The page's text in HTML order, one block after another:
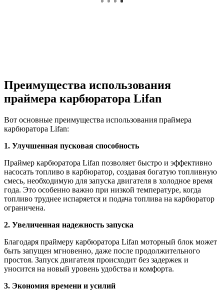
Преимущества использования
праймера карбюратора Lifan
Вот основные преимущества использования праймера
карбюратора Lifan:
1. Улучшенная пусковая способность
Праймер карбюратора Lifan позволяет быстро и эффективно
насосать топливо в карбюратор, создавая богатую топливную
смесь, необходимую для запуска двигателя в холодное время
года. Это особенно важно при низкой температуре, когда
топливо труднее испаряется и подача топлива на карбюратор
ограничена.
2. Увеличенная надежность запуска
Благодаря праймеру карбюратора Lifan моторный блок может
быть запущен мгновенно, даже после продолжительного
простоя. Запуск двигателя происходит без задержек и
уносится на новый уровень удобства и комфорта.
3. Экономия времени и усилий